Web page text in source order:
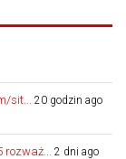
sit... 20 godzin ago
2 dni ago